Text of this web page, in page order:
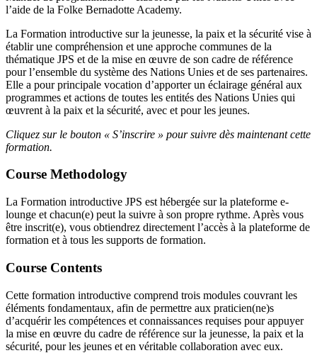
l’aide de la Folke Bernadotte Academy.
La Formation introductive sur la jeunesse, la paix et la sécurité vise à
établir une compréhension et une approche communes de la
thématique JPS et de la mise en œuvre de son cadre de référence
pour l’ensemble du système des Nations Unies et de ses partenaires.
Elle a pour principale vocation d’apporter un éclairage général aux
programmes et actions de toutes les entités des Nations Unies qui
œuvrent à la paix et la sécurité, avec et pour les jeunes.
Cliquez sur le bouton « S’inscrire » pour suivre dès maintenant cette
formation.
Course Methodology
La Formation introductive JPS est hébergée sur la plateforme e-
lounge et chacun(e) peut la suivre à son propre rythme. Après vous
être inscrit(e), vous obtiendrez directement l’accès à la plateforme de
formation et à tous les supports de formation.
Course Contents
Cette formation introductive comprend trois modules couvrant les
éléments fondamentaux, afin de permettre aux praticien(ne)s
d’acquérir les compétences et connaissances requises pour appuyer
la mise en œuvre du cadre de référence sur la jeunesse, la paix et la
sécurité, pour les jeunes et en véritable collaboration avec eux.